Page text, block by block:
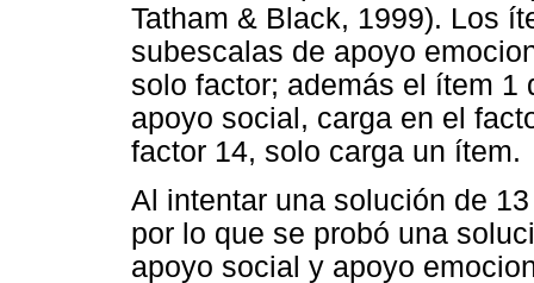
Tatham & Black, 1999). Los
subescalas de apoyo
solo factor; además el ítem 1
apoyo social, carga en el
factor 14, solo carga un ítem.
Al intentar una solución de
por lo que se probó una
apoyo social y apoyo